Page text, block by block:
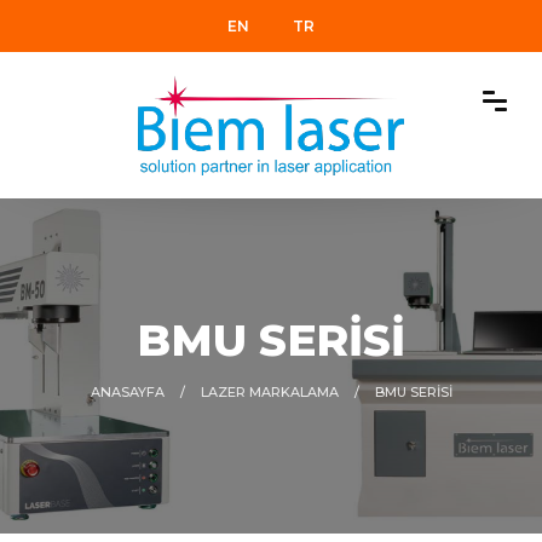
EN TR
BMU SERİSİ
ANASAYFA LAZER MARKALAMA BMU SERİSİ